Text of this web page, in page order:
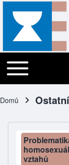
Main navigation
Toggle main menu
Domů Ostatní
vztahů